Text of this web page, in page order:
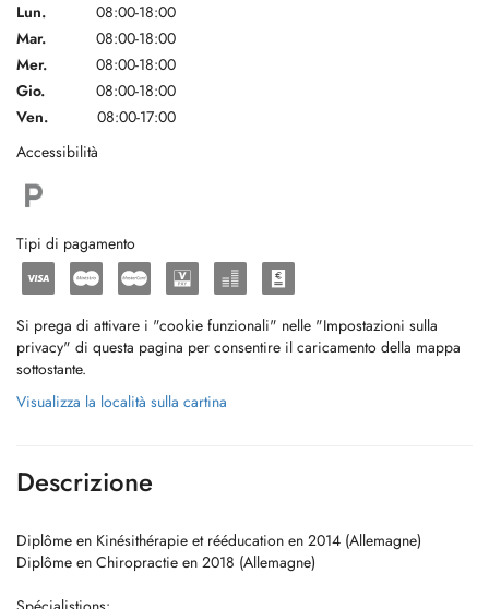
Lun.
08:00-18:00
Mar.
08:00-18:00
Mer.
08:00-18:00
Gio.
08:00-18:00
Ven.
08:00-17:00
Accessibilità
Tipi di pagamento
Si prega di attivare i "cookie funzionali" nelle "Impostazioni sulla
privacy" di questa pagina per consentire il caricamento della mappa
sottostante.
Visualizza la località sulla cartina
Descrizione
Diplôme en Kinésithérapie et rééducation en 2014 (Allemagne)
Diplôme en Chiropractie en 2018 (Allemagne)